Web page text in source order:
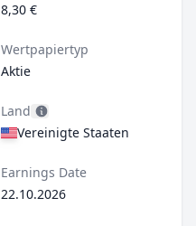
8,30 €
Wertpapiertyp
Aktie
Land
Vereinigte Staaten
Earnings Date
22.10.2026